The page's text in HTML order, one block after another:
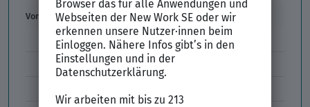
Vorstellungsgespräch
Vorstellungsgespräch Fragen
Schwächen im Vorstellungsgespräch